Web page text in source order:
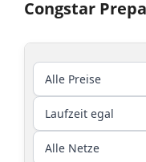
Congstar